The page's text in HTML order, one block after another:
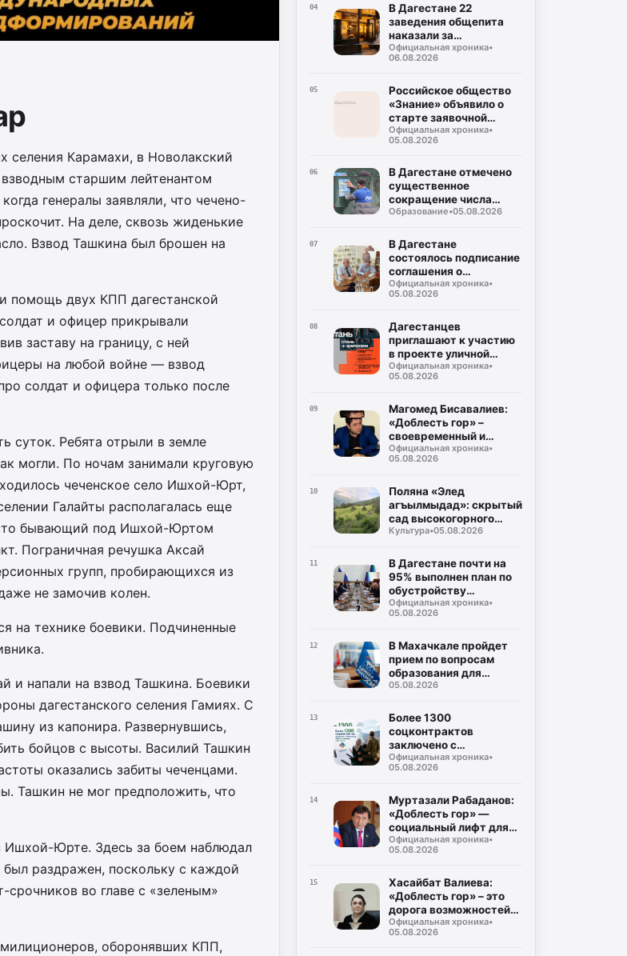
селения Карамахи, в Новолакский
старшим лейтенантом
генералы заявляли, что чечено-
На деле, сквозь жиденькие
Взвод Ташкина был брошен на
помощь двух КПП дагестанской
и офицер прикрывали
заставу на границу, с ней
на любой войне — взвод
солдат и офицера только после
суток. Ребята отрыли в земле
могли. По ночам занимали круговую
чеченское село Ишхой-Юрт,
Галайты располагалась еще
бывающий под Ишхой-Юртом
Пограничная речушка Аксай
групп, пробирающихся из
не замочив колен.
на технике боевики. Подчиненные
и напали на взвод Ташкина. Боевики
дагестанского селения Гамиях. С
из капонира. Развернувшись,
бойцов с высоты. Василий Ташкин
оказались забиты чеченцами.
Ташкин не мог предположить, что
Ишхой-Юрте. Здесь за боем наблюдал
раздражен, поскольку с каждой
во главе с «зеленым»
оборонявших КПП,
04
В Дагестане 22
заведения общепита
наказали за
использование мясо-
молочной продукции
Официальная хроника•
06.08.2026
05
Российское общество
«Знание» объявило о
старте заявочной
кампании на соискание
Просветительской
Премия-2026»
Официальная хроника•
05.08.2026
06
В Дагестане отмечено
существенное
сокращение числа
случаев некорректного
Образование•05.08.2026
07
В Дагестане
состоялось подписание
соглашения о
совместном контроле
за предстоящими
Официальная хроника•
05.08.2026
08
Дагестанцев
приглашают к участию
в проекте уличной
культуры и спорта
«КАРДО»
Официальная хроника•
05.08.2026
09
Магомед Бисавалиев:
«Доблесть гор» –
своевременный и
долгожданный ответ на
злободневные вопросы
Официальная хроника•
05.08.2026
10
Поляна «Элед
агъылмыдад»: скрытый
сад высокогорного
Дагестана
Культура•05.08.2026
11
В Дагестане почти на
95% выполнен план по
обустройству
площадок для сбора
ТКО
Официальная хроника•
05.08.2026
12
В Махачкале пройдет
прием по вопросам
образования для
участников СВО и их
05.08.2026
13
Более 1300
соцконтрактов
заключено с
участниками СВО и их
семьями в Дагестане
Официальная хроника•
05.08.2026
14
Муртазали Рабаданов:
«Доблесть гор» —
социальный лифт для
героев СВО
Официальная хроника•
05.08.2026
15
Хасайбат Валиева:
«Доблесть гор» – это
дорога возможностей
для героев,
возвращающихся к
Официальная хроника•
05.08.2026